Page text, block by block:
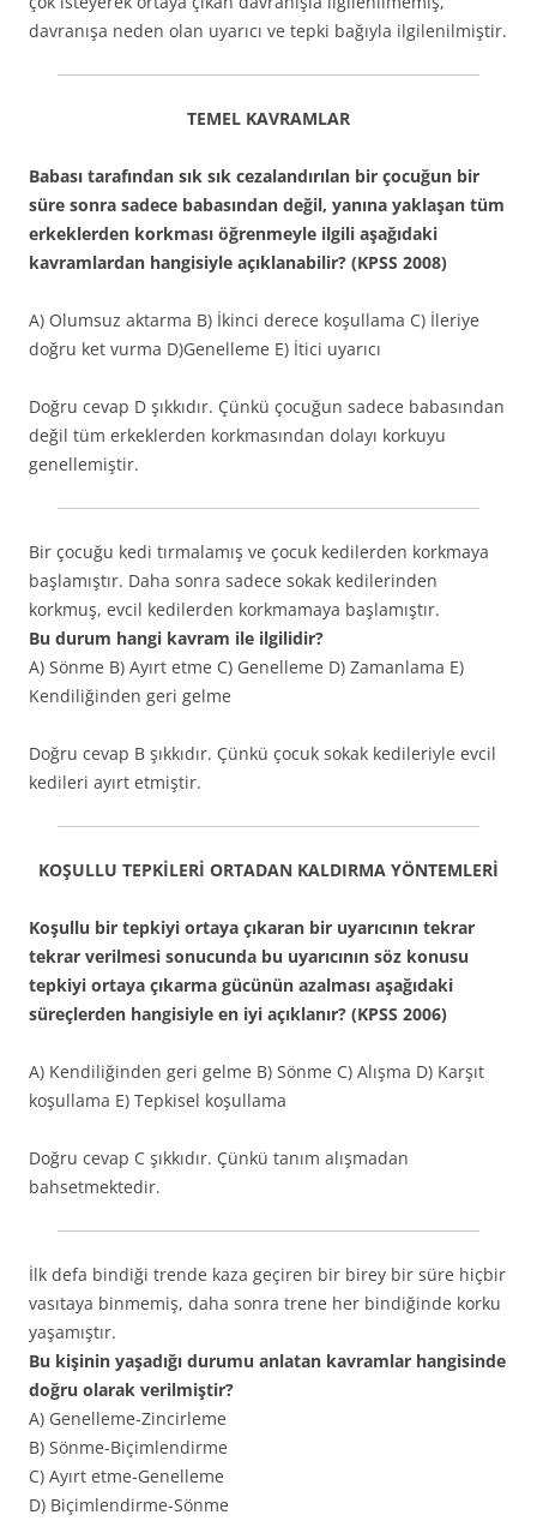
davranışa neden olan uyarıcı ve tepki bağıyla ilgilenilmiştir.
TEMEL KAVRAMLAR
Babası tarafından sık sık cezalandırılan bir çocuğun bir
süre sonra sadece babasından değil, yanına yaklaşan tüm
erkeklerden korkması öğrenmeyle ilgili aşağıdaki
kavramlardan hangisiyle açıklanabilir? (KPSS 2008)
A) Olumsuz aktarma B) İkinci derece koşullama C) İleriye
doğru ket vurma D)Genelleme E) İtici uyarıcı
Doğru cevap D şıkkıdır. Çünkü çocuğun sadece babasından
değil tüm erkeklerden korkmasından dolayı korkuyu
genellemiştir.
Bir çocuğu kedi tırmalamış ve çocuk kedilerden korkmaya
başlamıştır. Daha sonra sadece sokak kedilerinden
korkmuş, evcil kedilerden korkmamaya başlamıştır.
Bu durum hangi kavram ile ilgilidir?
A) Sönme B) Ayırt etme C) Genelleme D) Zamanlama E)
Kendiliğinden geri gelme
Doğru cevap B şıkkıdır. Çünkü çocuk sokak kedileriyle evcil
kedileri ayırt etmiştir.
KOŞULLU TEPKİLERİ ORTADAN KALDIRMA YÖNTEMLERİ
Koşullu bir tepkiyi ortaya çıkaran bir uyarıcının tekrar
tekrar verilmesi sonucunda bu uyarıcının söz konusu
tepkiyi ortaya çıkarma gücünün azalması aşağıdaki
süreçlerden hangisiyle en iyi açıklanır? (KPSS 2006)
A) Kendiliğinden geri gelme B) Sönme C) Alışma D) Karşıt
koşullama E) Tepkisel koşullama
Doğru cevap C şıkkıdır. Çünkü tanım alışmadan
bahsetmektedir.
İlk defa bindiği trende kaza geçiren bir birey bir süre hiçbir
vasıtaya binmemiş, daha sonra trene her bindiğinde korku
yaşamıştır.
Bu kişinin yaşadığı durumu anlatan kavramlar hangisinde
doğru olarak verilmiştir?
A) Genelleme-Zincirleme
B) Sönme-Biçimlendirme
C) Ayırt etme-Genelleme
D) Biçimlendirme-Sönme